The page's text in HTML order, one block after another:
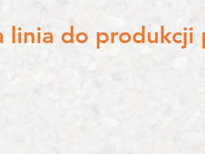
linia do produkcji